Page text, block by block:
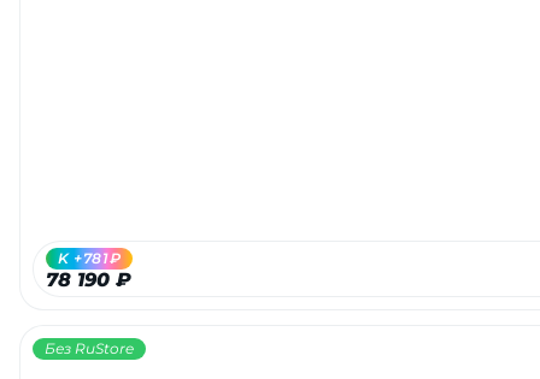
78 190 ₽
K +781₽
Без RuStore